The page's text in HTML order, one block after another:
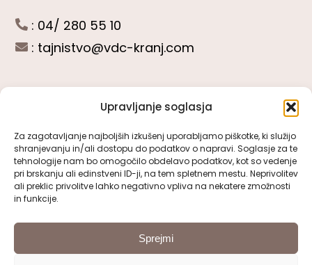
Upravljanje soglasja
Za zagotavljanje najboljših izkušenj uporabljamo piškotke, ki služijo
shranjevanju in/ali dostopu do podatkov o napravi. Soglasje za te
tehnologije nam bo omogočilo obdelavo podatkov, kot so vedenje
pri brskanju ali edinstveni ID-ji, na tem spletnem mestu. Neprivolitev
ali preklic privolitve lahko negativno vpliva na nekatere zmožnosti
in funkcije.
Sprejmi
: 04/ 280 55 10
: tajnistvo@vdc-kranj.com
Toggle
Navigation
Predstavitev VDC Kranj
Pomembni obrazci
SLEDITE NAM